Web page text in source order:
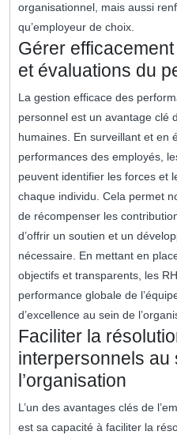
organisationnel, mais aussi
qu’employeur de choix.
Gérer
et évaluations du
La gestion efficace des
personnel est un avantage clé
humaines. En surveillant et en
performances des employés,
peuvent identifier les forces et
chaque individu. Cela permet
de récompenser les
d’offrir un soutien et un
nécessaire. En mettant en
objectifs et transparents, les
performance globale de
d’excellence au sein de
Faciliter la
interpersonnels au
l’organisation
L’un des avantages clés de
est sa capacité à faciliter la